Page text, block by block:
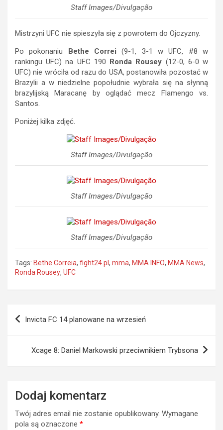
Staff Images/Divulgação
Mistrzyni UFC nie spieszyła się z powrotem do Ojczyzny.
Po pokonaniu Bethe Correi (9-1, 3-1 w UFC, #8 w
rankingu UFC) na UFC 190 Ronda Rousey (12-0, 6-0 w
UFC) nie wróciła od razu do USA, postanowiła pozostać w
Brazylii a w niedzielne popołudnie wybrała się na słynną
brazylijską Maracanę by oglądać mecz Flamengo vs.
Santos.
Poniżej kilka zdjęć.
Staff Images/Divulgação
Staff Images/Divulgação
Staff Images/Divulgação
Tags: Bethe Correia, fight24.pl , mma, MMA INFO, MMA News,
Ronda Rousey, UFC
Nawigacja
Invicta FC 14 planowane na wrzesień
Xcage 8: Daniel Markowski przeciwnikiem Trybsona
Dodaj komentarz
Twój adres email nie zostanie opublikowany. Wymagane
pola są oznaczone *